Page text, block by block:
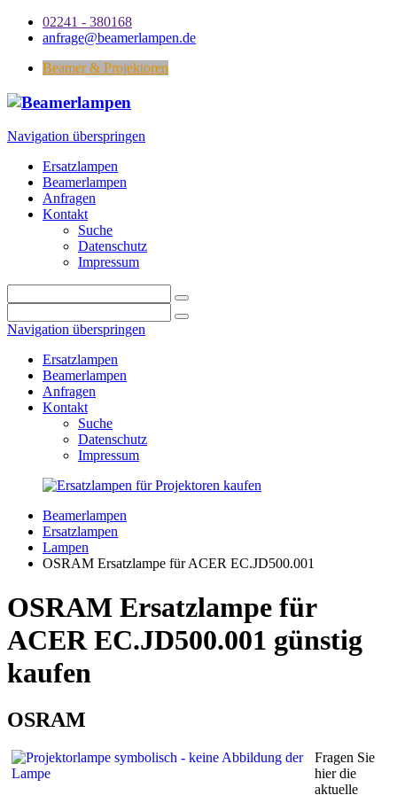
02241 - 380168
anfrage@beamerlampen.de
Beamer & Projektoren
Navigation überspringen
Ersatzlampen
Beamerlampen
Anfragen
Kontakt
Suche
Datenschutz
Impressum
Navigation überspringen
Ersatzlampen
Beamerlampen
Anfragen
Kontakt
Suche
Datenschutz
Impressum
Beamerlampen
Ersatzlampen
Lampen
OSRAM Ersatzlampe für ACER EC.JD500.001
OSRAM Ersatzlampe für
ACER EC.JD500.001 günstig
kaufen
OSRAM
Fragen Sie
hier die
aktuelle